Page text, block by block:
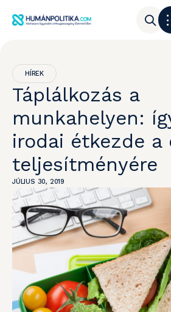
HÍREK
Táplálkozás a
munkahelyen:
irodai étkezde a
teljesítményére
JÚLIUS 30, 2019